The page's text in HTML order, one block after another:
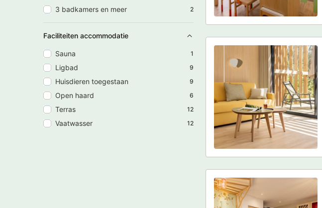
3 badkamers en meer 2
Faciliteiten accommodatie
Sauna 1
Ligbad 9
Huisdieren toegestaan 9
Open haard 6
Terras 12
Vaatwasser 12